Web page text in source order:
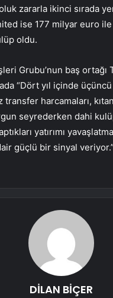
zararla ikinci sırada
ise 177 milyar euro
oldu.
Grubu’nun baş ortağı
“Dört yıl içinde
harcamaları,
seyrederken dahi
yatırımı
güçlü bir sinyal
DİLAN BİÇER